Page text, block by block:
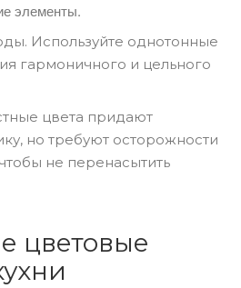
элементы.
Используйте однотонные
гармоничного и цельного
цвета придают
но требуют осторожности
не перенасытить
цветовые